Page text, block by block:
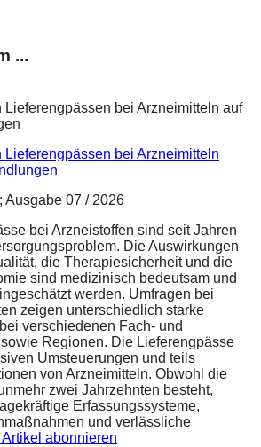
...
bei Arzneimitteln
Ausgabe 07 / 2026
bei Arzneistoffen sind seit Jahren
Die Auswirkungen
die Therapiesicherheit und die
sind medizinisch bedeutsam und
werden. Umfragen bei
zeigen unterschiedlich starke
verschiedenen Fach- und
Regionen. Die Lieferengpässe
Umsteuerungen und teils
von Arzneimitteln. Obwohl die
zwei Jahrzehnten besteht,
Erfassungssysteme,
und verlässliche
Artikel abonnieren